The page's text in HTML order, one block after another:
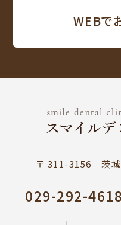
WEBで
〒 311-3156 茨城
029-292-4618